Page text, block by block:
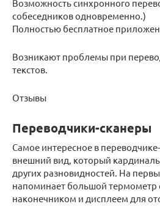
Возможность синхронного
собеседников одновременно.)
Полностью бесплатное
Возникают проблемы при
текстов.
Отзывы
Переводчики-сканеры
Самое интересное в переводчике-
внешний вид, который
других разновидностей. На
напоминает большой термометр
наконечником и дисплеем для